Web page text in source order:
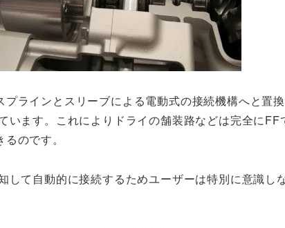
ラインとスリーブによる電動式の接続機構へと置換
ます。これによりドライの舗装路などは完全にFF
のです。
て自動的に接続するためユーザーは特別に意識し